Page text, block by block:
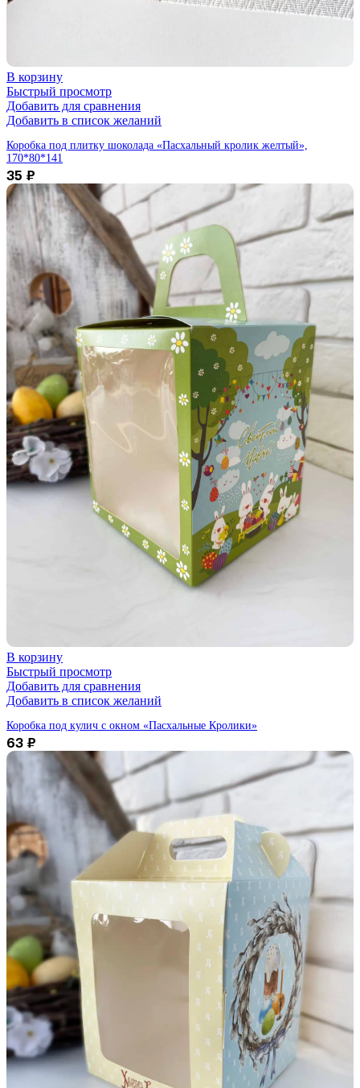
В корзину
Быстрый просмотр
Добавить для сравнения
Добавить в список желаний
Коробка под плитку шоколада «Пасхальный кролик желтый»,
170*80*141
35 ₽
В корзину
Быстрый просмотр
Добавить для сравнения
Добавить в список желаний
Коробка под кулич с окном «Пасхальные Кролики»
63 ₽